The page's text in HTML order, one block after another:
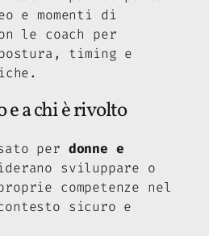
e momenti di
le coach per
timing e
a chi è rivolto
per donne e
sviluppare o
competenze nel
sicuro e